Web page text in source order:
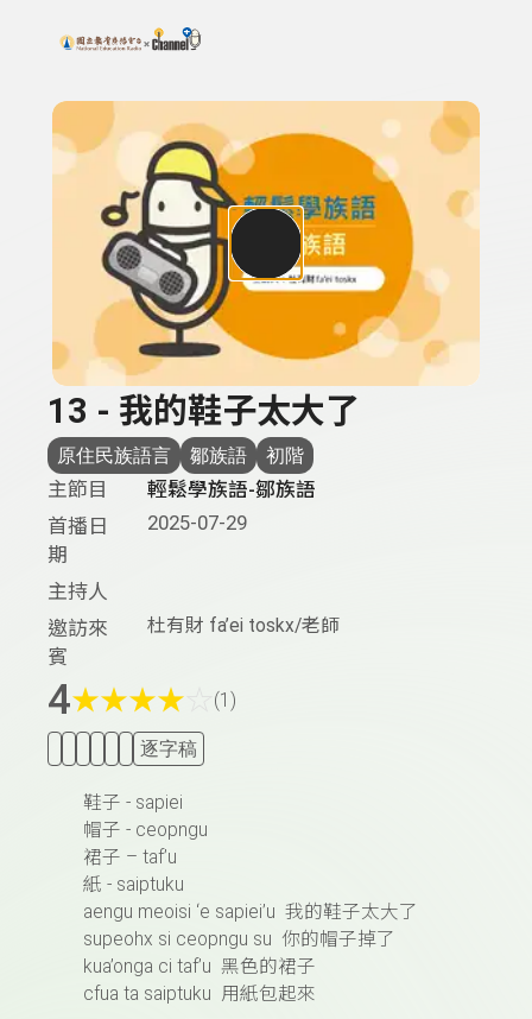
上方功能區塊
搜尋關鍵字：可輸入節目名稱、主持人或關鍵字
13 - 我的鞋子太大了
原住民族語言 鄒族語 初階
主節目
輕鬆學族語-鄒族語
首播日
期
2025-07-29
主持人
邀訪來
賓
杜有財 fa’ei toskx/老師
4★★★★ (1)
逐字稿
鞋子 - sapiei
帽子 - ceopngu
裙子 – taf’u
紙 - saiptuku
aengu meoisi ‘e sapiei’u 我的鞋子太大了
supeohx si ceopngu su 你的帽子掉了
kua’onga ci taf’u 黑色的裙子
cfua ta saiptuku 用紙包起來